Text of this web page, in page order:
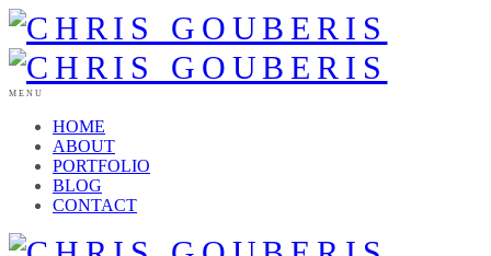
MENU
HOME
ABOUT
PORTFOLIO
BLOG
CONTACT